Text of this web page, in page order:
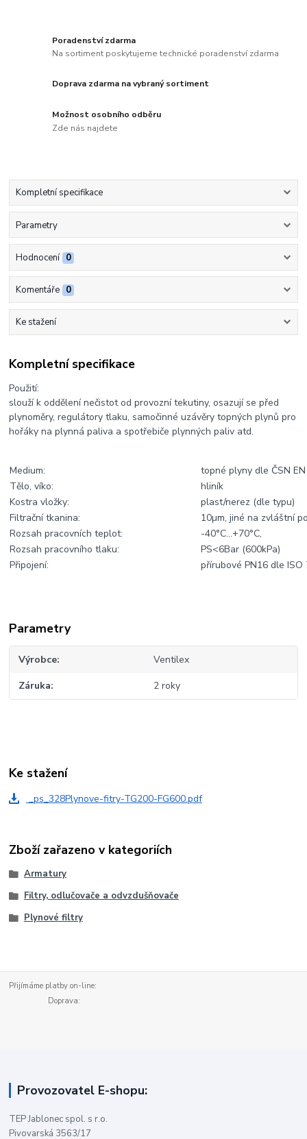
Poradenství zdarma
Na sortiment poskytujeme technické poradenství zdarma
Doprava zdarma na vybraný sortiment
Možnost osobního odběru
Zde nás najdete
Kompletní specifikace
Parametry
Hodnocení 0
Komentáře 0
Ke stažení
Kompletní specifikace
Použití:
slouží k oddělení nečistot od provozní tekutiny, osazují se před
plynoměry, regulátory tlaku, samočinné uzávěry topných plynů pro
hořáky na plynná paliva a spotřebiče plynných paliv atd.
Medium:
topné plyny dle ČSN
Tělo, víko:
hliník
Kostra vložky:
plast/nerez (dle typu)
Filtrační tkanina:
10µm, jiné na zvláštní
Rozsah pracovních teplot:
-40°C...+70°C,
Rozsah pracovního tlaku:
PS<6Bar (600kPa)
Připojení:
přírubové PN16 dle ISO
Parametry
Výrobce Ventilex
Záruka 2 roky
Ke stažení
_ps_328Plynove-fitry-TG200-FG600.pdf
Zboží zařazeno v kategoriích
Armatury
Filtry, odlučovače a odvzdušňovače
Plynové filtry
Přijímáme platby on-line:
Doprava:
Provozovatel E-shopu:
TEP Jablonec spol. s r.o.
Pivovarská 3563/17